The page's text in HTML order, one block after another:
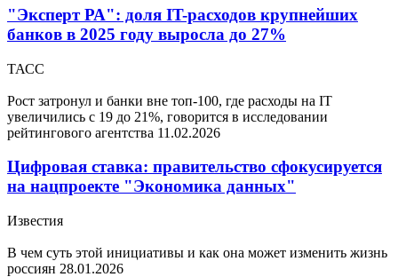
"Эксперт РА": доля IT-расходов крупнейших
банков в 2025 году выросла до 27%
ТАСС
Рост затронул и банки вне топ-100, где расходы на IT
увеличились с 19 до 21%, говорится в исследовании
рейтингового агентства 11.02.2026
Цифровая ставка: правительство сфокусируется
на нацпроекте "Экономика данных"
Известия
В чем суть этой инициативы и как она может изменить жизнь
россиян 28.01.2026